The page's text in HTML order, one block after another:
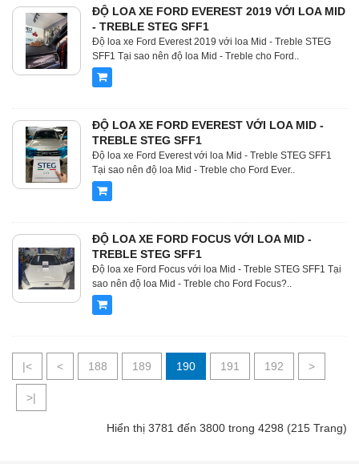
ĐỘ LOA XE FORD EVEREST 2019 VỚI LOA MID
- TREBLE STEG SFF1
Độ loa xe Ford Everest 2019 với loa Mid - Treble STEG
SFF1 Tại sao nên độ loa Mid - Treble cho Ford..
ĐỘ LOA XE FORD EVEREST VỚI LOA MID -
TREBLE STEG SFF1
Độ loa xe Ford Everest với loa Mid - Treble STEG SFF1
Tại sao nên độ loa Mid - Treble cho Ford Ever..
ĐỘ LOA XE FORD FOCUS VỚI LOA MID -
TREBLE STEG SFF1
Độ loa xe Ford Focus với loa Mid - Treble STEG SFF1 Tại
sao nên độ loa Mid - Treble cho Ford Focus?..
|< < 188 189 190 191 192 >
>|
Hiển thị 3781 đến 3800 trong 4298 (215 Trang)